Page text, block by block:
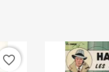
favorite_border